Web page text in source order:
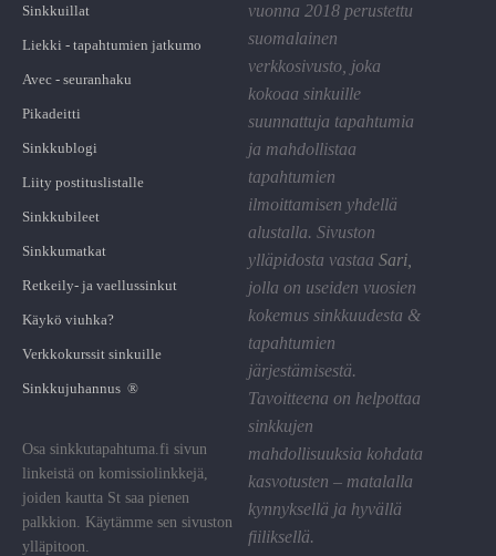
Sinkkuillat
Liekki - tapahtumien jatkumo
Avec - seuranhaku
Pikadeitti
Sinkkublogi
Liity postituslistalle
Sinkkubileet
Sinkkumatkat
Retkeily- ja vaellussinkut
Käykö viuhka?
Verkkokurssit sinkuille
Sinkkujuhannus ®
Osa sinkkutapahtuma.fi sivun
linkeistä on komissiolinkkejä,
joiden kautta St saa pienen
palkkion. Käytämme sen sivuston
ylläpitoon.
vuonna 2018 perustettu
suomalainen
verkkosivusto, joka
kokoaa sinkuille
suunnattuja tapahtumia
ja mahdollistaa
tapahtumien
ilmoittamisen yhdellä
alustalla. Sivuston
ylläpidosta vastaa Sari
jolla on useiden vuosien
kokemus sinkkuudesta &
tapahtumien
järjestämisestä.
Tavoitteena on helpottaa
sinkkujen
mahdollisuuksia kohdata
kasvotusten – matalalla
kynnyksellä ja hyvällä
fiiliksellä.